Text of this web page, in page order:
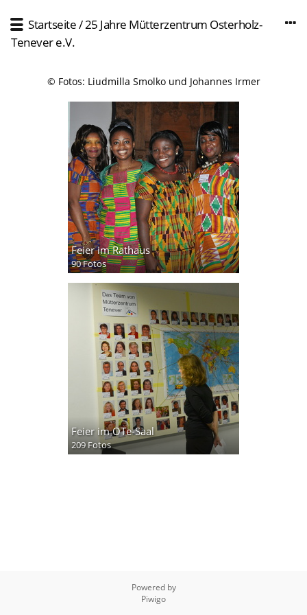
Startseite/25 Jahre Mütterzentrum Osterholz-
Tenever e.V.
© Fotos: Liudmilla Smolko und Johannes Irmer
Feier im Rathaus
90 Fotos
Feier im OTe-Saal
209 Fotos
Powered by
Piwigo